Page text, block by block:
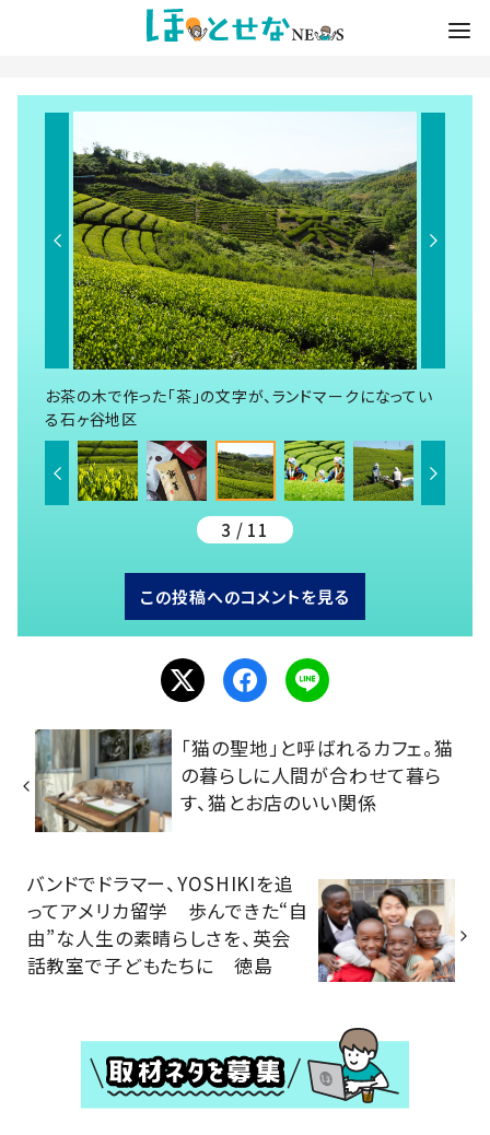
お茶の木で作った「茶」の文字が、ランドマークになってい
る石ヶ谷地区
3 / 11
この投稿へのコメントを見る
「猫の聖地」と呼ばれるカフェ。猫
の暮らしに人間が合わせて暮ら
す、猫とお店のいい関係
バンドでドラマー、YOSHIKIを追
ってアメリカ留学 歩んできた“自
由”な人生の素晴らしさを、英会
話教室で子どもたちに 徳島